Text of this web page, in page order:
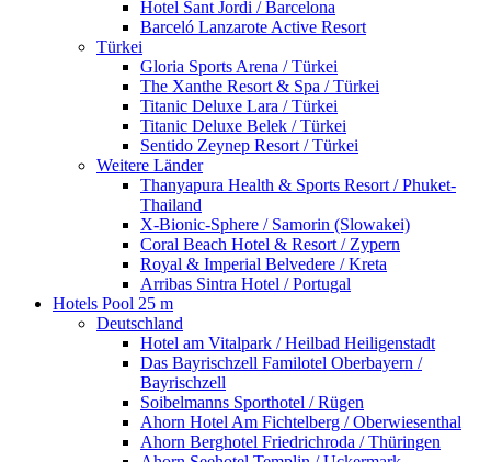
Hotel Sant Jordi / Barcelona
Barceló Lanzarote Active Resort
Türkei
Gloria Sports Arena / Türkei
The Xanthe Resort & Spa / Türkei
Titanic Deluxe Lara / Türkei
Titanic Deluxe Belek / Türkei
Sentido Zeynep Resort / Türkei
Weitere Länder
Thanyapura Health & Sports Resort / Phuket-
Thailand
X-Bionic-Sphere / Samorin (Slowakei)
Coral Beach Hotel & Resort / Zypern
Royal & Imperial Belvedere / Kreta
Arribas Sintra Hotel / Portugal
Hotels Pool 25 m
Deutschland
Hotel am Vitalpark / Heilbad Heiligenstadt
Das Bayrischzell Familotel Oberbayern /
Bayrischzell
Soibelmanns Sporthotel / Rügen
Ahorn Hotel Am Fichtelberg / Oberwiesenthal
Ahorn Berghotel Friedrichroda / Thüringen